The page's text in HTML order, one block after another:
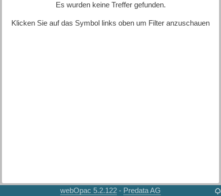
Es wurden keine Treffer gefunden.
Klicken Sie auf das Symbol links oben um Filter anzuschauen
webOpac 5.2.122 - Predata AG